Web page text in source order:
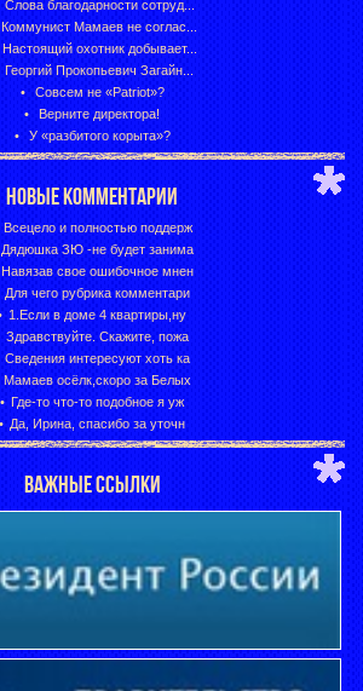
Слова благодарности сотруд...
Коммунист Мамаев не соглас...
Настоящий охотник добывает...
Георгий Прокопьевич Загайн...
Совсем не «Patriot»?
Верните директора!
У «разбитого корыта»?
НОВЫЕ КОММЕНТАРИИ
Всецело и полностью поддерж
Дядюшка ЗЮ -не будет занима
Навязав свое ошибочное мнен
Для чего рубрика комментари
1.Если в доме 4 квартиры,ну
Здравствуйте. Скажите, пожа
Сведения интересуют хоть ка
Мамаев осёлк,скоро за Белых
Где-то что-то подобное я уж
Да, Ирина, спасибо за уточн
ВАЖНЫЕ ССЫЛКИ